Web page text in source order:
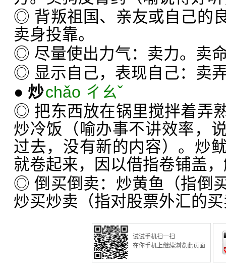
◎ 背叛祖国、亲友或自己的
卖身投靠。
◎ 尽量使出力气：卖力。卖
◎ 显示自己，表现自己：卖
● 炒chǎo ㄔㄠˇ
◎ 把东西放在锅里搅拌着弄
炒冷饭（喻办事不讲效率，
过去，没有新的内容）。炒
就卷起来，因以借指卷铺盖
◎ 倒买倒卖：炒黄鱼（指倒
炒买炒卖（指对股票外汇的
试试手机扫一扫
在你手机上继续浏览此页面